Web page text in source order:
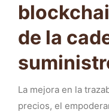
de la
La mejora en la
precios, el